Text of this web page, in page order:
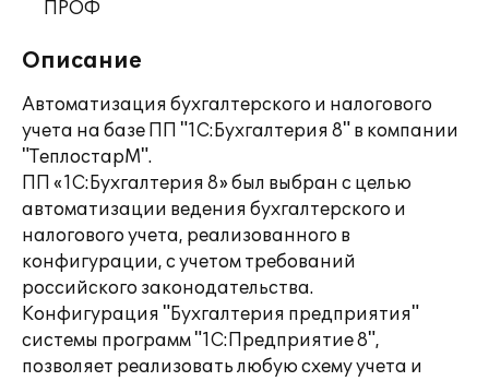
ПРОФ
Описание
Автоматизация бухгалтерского и налогового
учета на базе ПП "1С:Бухгалтерия 8" в компании
"ТеплостарМ".
ПП «1С:Бухгалтерия 8» был выбран с целью
автоматизации ведения бухгалтерского и
налогового учета, реализованного в
конфигурации, с учетом требований
российского законодательства.
Конфигурация "Бухгалтерия предприятия"
системы программ "1С:Предприятие 8",
позволяет реализовать любую схему учета и